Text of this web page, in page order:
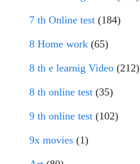
7 th Online test (184)
8 Home work (65)
8 th e learnig Video (212)
8 th online test (35)
9 th online test (102)
9x movies (1)